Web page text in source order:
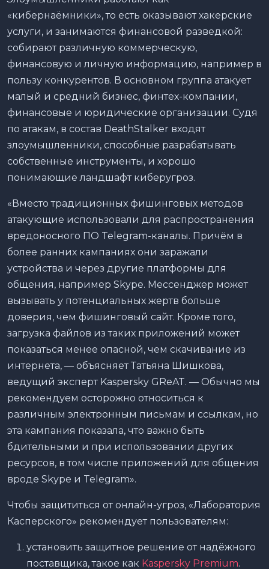
«кибернаёмники», то есть оказывают хакерские
услуги, и занимаются финансовой разведкой:
собирают различную коммерческую,
финансовую и личную информацию, например в
пользу конкурентов. В основном группа атакует
малый и средний бизнес, финтех-компании,
финансовые и юридические организации. Судя
по атакам, в состав DeathStalker входят
злоумышленники, способные разрабатывать
собственные инструменты, и хорошо
понимающие ландшафт киберугроз.
«Вместо традиционных фишинговых методов
атакующие использовали для распространения
вредоносного ПО Telegram-каналы. Причём в
более ранних кампаниях они заражали
устройства и через другие платформы для
общения, например Skype. Мессенджер может
вызывать у потенциальных жертв больше
доверия, чем фишинговый сайт. Кроме того,
загрузка файлов из таких приложений может
показаться менее опасной, чем скачивание из
интернета, — объясняет Татьяна Шишкова,
ведущий эксперт Kaspersky GReAT. — Обычно мы
рекомендуем осторожно относиться к
различным электронным письмам и ссылкам, но
эта кампания показала, что важно быть
бдительными и при использовании других
ресурсов, в том числе приложений для общения
вроде Skype и Telegram».
Чтобы защититься от онлайн-угроз, «Лаборатория
Касперского» рекомендует пользователям:
установить защитное решение от надёжного
поставщика, такое как Kaspersky Premium.